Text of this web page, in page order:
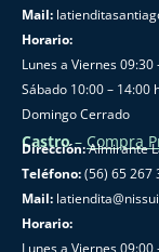
Mail:
Horario:
Lunes a Viernes 09:30
Sábado 10:00 – 14:00
Domingo Cerrado
Castro– Compra
Dirección:Almirante
Teléfono:(56) 65 267
Mail:
Horario: